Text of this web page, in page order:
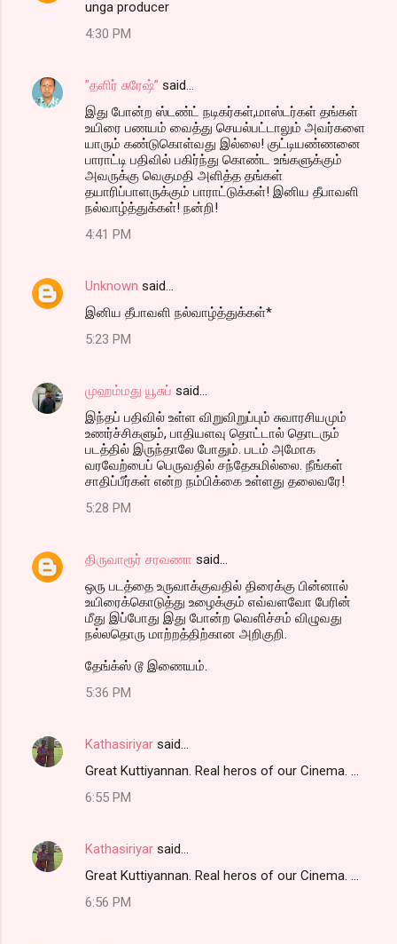
e
unga producer
4:30 PM
”தளிர் சுரேஷ்” said…
இது போன்ற ஸ்டண்ட் நடிகர்கள்,மாஸ்டர்கள் தங்கள்
உயிரை பணயம் வைத்து செயல்பட்டாலும் அவர்களை
யாரும் கண்டுகொள்வது இல்லை! குட்டியண்ணனை
பாராட்டி பதிவில் பகிர்ந்து கொண்ட உங்களுக்கும்
அவருக்கு வெகுமதி அளித்த தங்கள்
தயாரிப்பாளருக்கும் பாராட்டுக்கள்! இனிய தீபாவளி
நல்வாழ்த்துக்கள்! நன்றி!
4:41 PM
Unknown said…
இனிய தீபாவளி நல்வாழ்த்துக்கள்*
5:23 PM
முஹம்மது யூசுப் said…
இந்தப் பதிவில் உள்ள விறுவிறுப்பும் சுவாரசியமும்
உணர்ச்சிகளும், பாதியளவு தொட்டால் தொடரும்
படத்தில் இருந்தாலே போதும். படம் அமோக
வரவேற்பைப் பெருவதில் சந்தேகமில்லை. நீங்கள்
சாதிப்பீர்கள் என்ற நம்பிக்கை உள்ளது தலைவரே!
5:28 PM
திருவாரூர் சரவணா said…
ஒரு படத்தை உருவாக்குவதில் திரைக்கு பின்னால்
உயிரைக்கொடுத்து உழைக்கும் எவ்வளவோ பேரின்
மீது இப்போது இது போன்ற வெளிச்சம் விழுவது
நல்லதொரு மாற்றத்திற்கான அறிகுறி.
தேங்க்ஸ் டூ இணையம்.
5:36 PM
Kathasiriyar said…
Great Kuttiyannan. Real heros of our Cinema. ...
6:55 PM
Kathasiriyar said…
Great Kuttiyannan. Real heros of our Cinema. ...
6:56 PM